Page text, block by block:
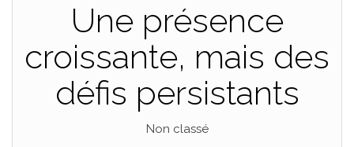
Une présence
croissante, mais des
défis persistants
Non classé